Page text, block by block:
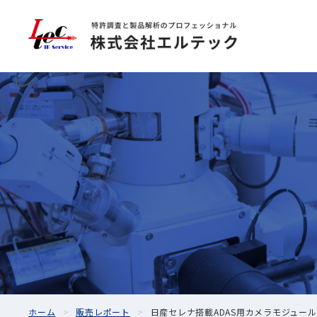
ホーム 販売レポート 日産セレナ搭載ADAS用カメラモジュー